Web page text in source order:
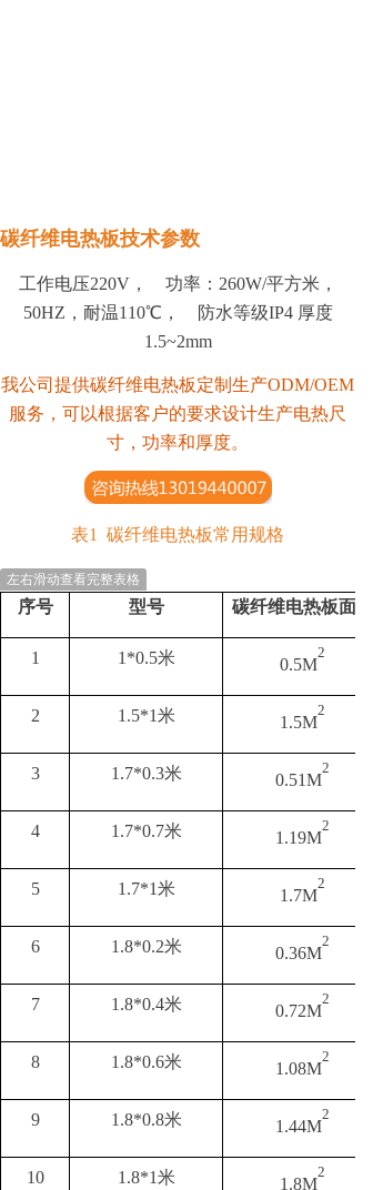
碳纤维电热板技术参数
工作电压220V， 功率： 260W/平方米，
50HZ ，耐温110℃， 防水等级IP4 厚度
1.5~2mm
我公司提供碳纤维电热板定制生产ODM/OEM
服务，可以根据客户的要求设计生产电热尺
寸，功率和厚度。
表1 碳纤维电热板常用规格
左右滑动查看完整表格
序号
型号 碳纤维电热板面积
1 1*0.5米 0.5M
2
2 1.5*1米 1.5M
2
3 1.7*0.3米 0.51M
2
4 1.7*0.7米 1.19M
2
5 1.7*1米 1.7M
2
6 1.8*0.2米 0.36M
2
7 1.8*0.4米 0.72M
2
8 1.8*0.6米 1.08M
2
9 1.8*0.8米 1.44M
2
10 1.8*1米 1.8M
2